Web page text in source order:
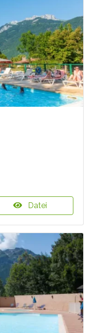
Datei